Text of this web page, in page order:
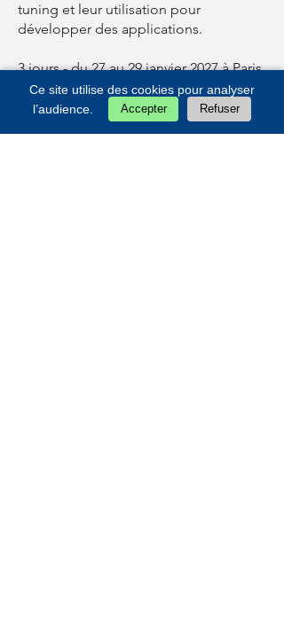
tuning et leur utilisation pour
développer des applications.
3 jours - du 27 au 29 janvier 2027 à Paris
- 12 participants au maximum
Voir le programme
Ce site utilise des cookies pour analyser
l’audience.
Accepter Refuser